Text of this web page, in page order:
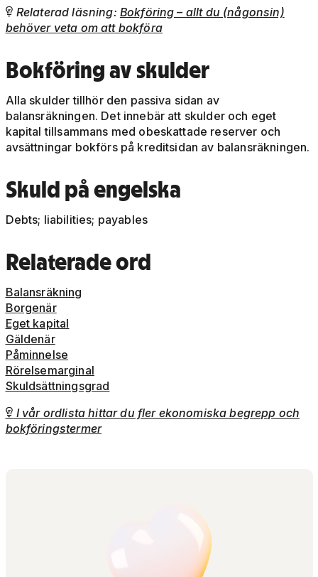
 Relaterad läsning: Bokföring – allt du (någonsin)
behöver veta om att bokföra
Bokföring av skulder
Alla skulder tillhör den passiva sidan av
balansräkningen. Det innebär att skulder och eget
kapital tillsammans med obeskattade reserver och
avsättningar bokförs på kreditsidan av balansräkningen.
Skuld på engelska
Debts; liabilities; payables
Relaterade ord
Balansräkning
Borgenär
Eget kapital
Gäldenär
Påminnelse
Rörelsemarginal
Skuldsättningsgrad
 I vår ordlista hittar du fler ekonomiska begrepp och
bokföringstermer